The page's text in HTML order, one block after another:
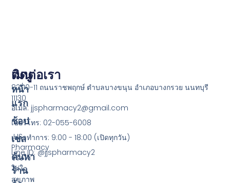
JJS
Pharmacy
จริงใจ
ใส่ใจ
สุขภาพ
เมนู
หน้า
แรก
ช้อป
เซล
ค้นหา
ร้าน
ติดต่อเรา
82/10-11 ถนนราชพฤกษ์ ตำบลบางขนุน อำเภอบางกรวย นนทบุรี
11130
อีเมล: jjspharmacy2@gmail.com
เบอร์โทร: 02-055-6008
เวลาทำการ: 9:00 - 18:00 (เปิดทุกวัน)
Line ID: @jjspharmacy2